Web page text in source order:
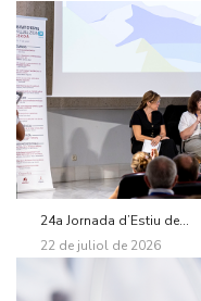
24a Jornada d’Estiu de...
22 de juliol de 2026